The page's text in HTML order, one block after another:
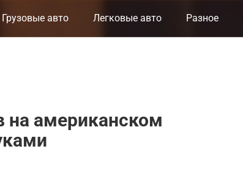
Грузовые авто Легковые авто Разное
на американском